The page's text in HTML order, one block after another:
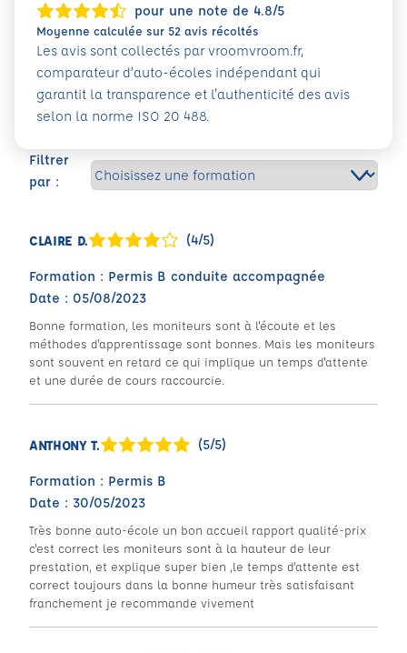
Filtrer
par :
CLAIRE D. (4/5)
Formation : Permis B conduite accompagnée
Date : 05/08/2023
Bonne formation, les moniteurs sont à l'écoute et les
méthodes d'apprentissage sont bonnes. Mais les moniteurs
sont souvent en retard ce qui implique un temps d'attente
et une durée de cours raccourcie.
ANTHONY T. (5/5)
Formation : Permis B
Date : 30/05/2023
Très bonne auto-école un bon accueil rapport qualité-prix
c'est correct les moniteurs sont à la hauteur de leur
prestation, et explique super bien ,le temps d'attente est
correct toujours dans la bonne humeur très satisfaisant
franchement je recommande vivement
pour une note de 4.8/5
Moyenne calculée sur 52 avis récoltés
Les avis sont collectés par vroomvroom.fr,
comparateur d’auto-écoles indépendant qui
garantit la transparence et l'authenticité des avis
selon la norme ISO 20 488.